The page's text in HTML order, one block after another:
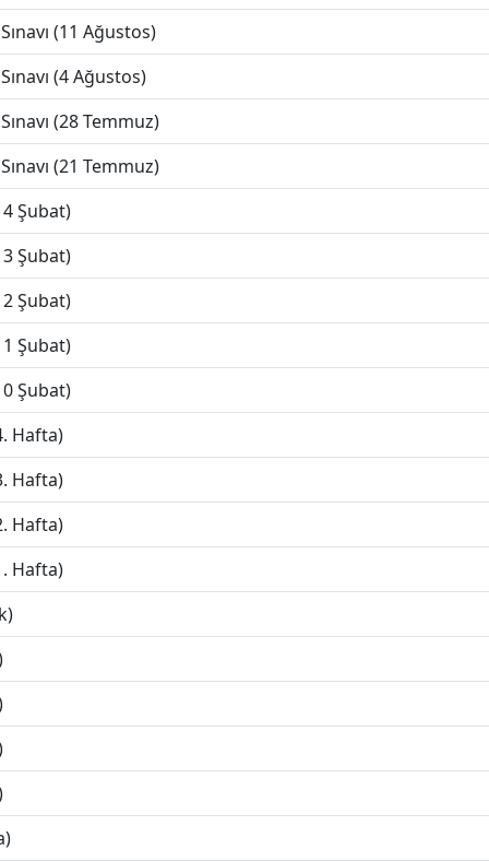
(11 Ağustos)
(4 Ağustos)
(28 Temmuz)
(21 Temmuz)
Şubat)
Şubat)
Şubat)
Şubat)
Şubat)
Hafta)
Hafta)
Hafta)
Hafta)